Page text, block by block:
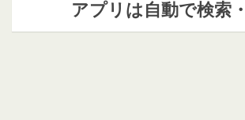
アプリは自動で検索